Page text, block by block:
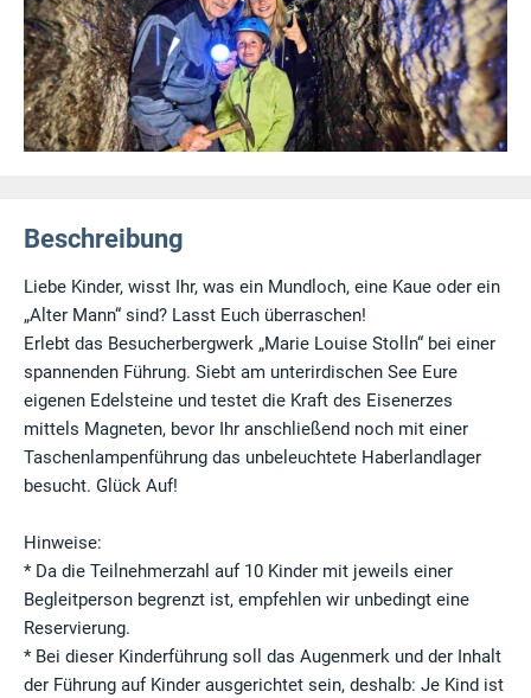
Beschreibung
Liebe Kinder, wisst Ihr, was ein Mundloch, eine Kaue oder ein
„Alter Mann“ sind? Lasst Euch überraschen!
Erlebt das Besucherbergwerk „Marie Louise Stolln“ bei einer
spannenden Führung. Siebt am unterirdischen See Eure
eigenen Edelsteine und testet die Kraft des Eisenerzes
mittels Magneten, bevor Ihr anschließend noch mit einer
Taschenlampenführung das unbeleuchtete Haberlandlager
besucht. Glück Auf!
Hinweise:
* Da die Teilnehmerzahl auf 10 Kinder mit jeweils einer
Begleitperson begrenzt ist, empfehlen wir unbedingt eine
Reservierung.
* Bei dieser Kinderführung soll das Augenmerk und der Inhalt
der Führung auf Kinder ausgerichtet sein, deshalb: Je Kind ist